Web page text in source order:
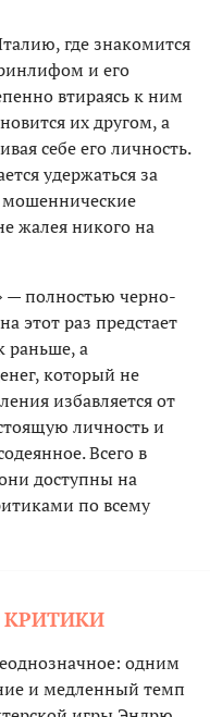
где знакомится
и его
втираясь к ним
их другом, а
себе его личность.
удержаться за
мошеннические
жалея никого на
— полностью черно-
этот раз предстает
раньше, а
который не
избавляется от
личность и
Всего в
доступны на
по всему
КРИТИКИ
одним
и медленный темп